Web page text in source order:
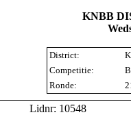
KNBB
District:
Competitie:
Ronde:
Lidnr: 10548